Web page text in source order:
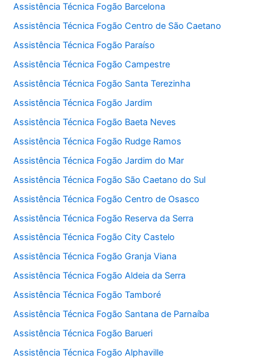
Assistência Técnica Fogão Barcelona
Assistência Técnica Fogão Centro de São Caetano
Assistência Técnica Fogão Paraíso
Assistência Técnica Fogão Campestre
Assistência Técnica Fogão Santa Terezinha
Assistência Técnica Fogão Jardim
Assistência Técnica Fogão Baeta Neves
Assistência Técnica Fogão Rudge Ramos
Assistência Técnica Fogão Jardim do Mar
Assistência Técnica Fogão São Caetano do Sul
Assistência Técnica Fogão Centro de Osasco
Assistência Técnica Fogão Reserva da Serra
Assistência Técnica Fogão City Castelo
Assistência Técnica Fogão Granja Viana
Assistência Técnica Fogão Aldeia da Serra
Assistência Técnica Fogão Tamboré
Assistência Técnica Fogão Santana de Parnaíba
Assistência Técnica Fogão Barueri
Assistência Técnica Fogão Alphaville